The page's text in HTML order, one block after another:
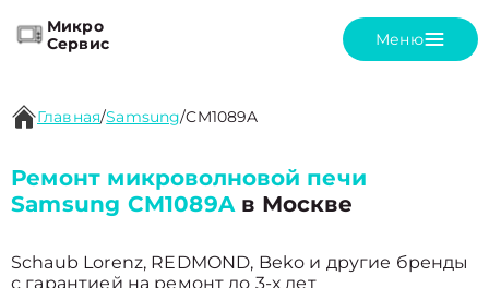
Микро
Сервис
Меню
Главная/Samsung/CM1089A
Ремонт микроволновой печи
Samsung CM1089Aв Москве
Schaub Lorenz, REDMOND, Beko и другие бренды
с гарантией на ремонт до 3-х лет